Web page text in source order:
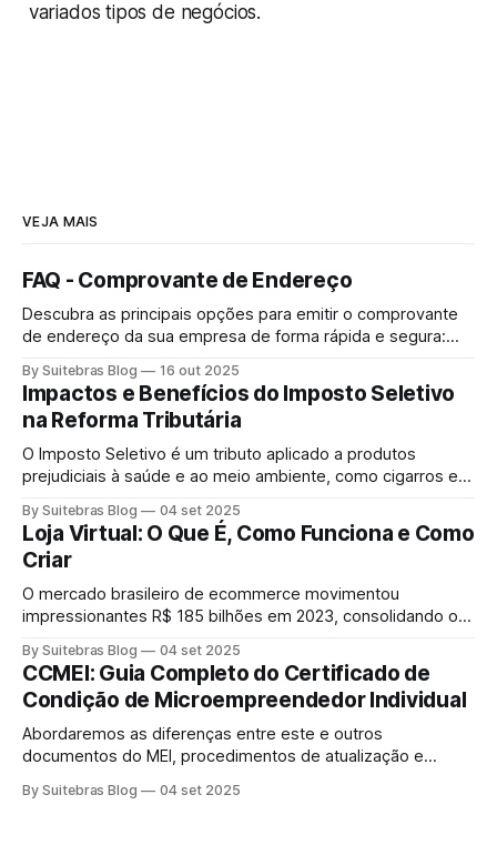
variados tipos de negócios.
VEJA MAIS
FAQ - Comprovante de Endereço
Descubra as principais opções para emitir o comprovante
de endereço da sua empresa de forma rápida e segura:
Comercial e alvarás municipais.
By Suitebras Blog 16 out 2025
Impactos e Benefícios do Imposto Seletivo
na Reforma Tributária
O Imposto Seletivo é um tributo aplicado a produtos
prejudiciais à saúde e ao meio ambiente, como cigarros e
e financiar áreas como saúde pública e sustentabilidade
ambiental.
By Suitebras Blog 04 set 2025
Loja Virtual: O Que É, Como Funciona e Como
Criar
O mercado brasileiro de ecommerce movimentou
impressionantes R$ 185 bilhões em 2023, consolidando o
Essa transformação digital criou oportunidades únicas para
empreendedores que desejam vender online e alcançar
clientes em todo território nacional. Se você está pensando
em criar uma loja
By Suitebras Blog 04 set 2025
CCMEI: Guia Completo do Certificado de
Condição de Microempreendedor Individual
Abordaremos as diferenças entre este e outros
documentos do MEI, procedimentos de atualização e
empreendedores.
By Suitebras Blog 04 set 2025